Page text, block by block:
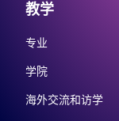
教学
专业
学院
海外交流和访学